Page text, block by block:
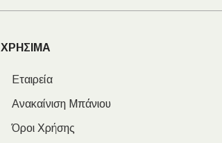
ΧΡΗΣΙΜΑ
Εταιρεία
Ανακαίνιση Μπάνιου
Όροι Χρήσης